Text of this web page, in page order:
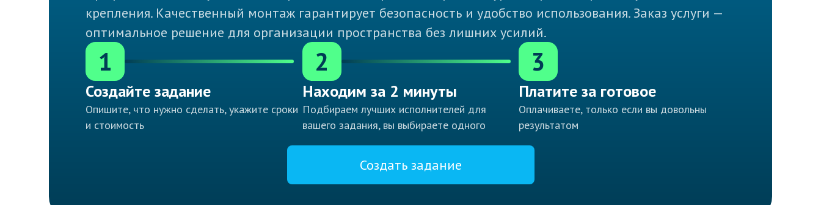
крепления. Качественный монтаж гарантирует безопасность и удобство использования. Заказ услуги —
оптимальное решение для организации пространства без лишних усилий.
1
Создайте задание
Опишите, что нужно сделать, укажите сроки
и стоимость
2
Находим за 2 минуты
Подбираем лучших исполнителей для
вашего задания, вы выбираете одного
3
Платите за готовое
Оплачиваете, только если вы довольны
результатом
Создать задание